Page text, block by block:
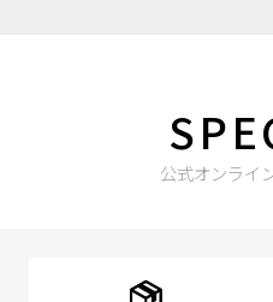
公式オンライ